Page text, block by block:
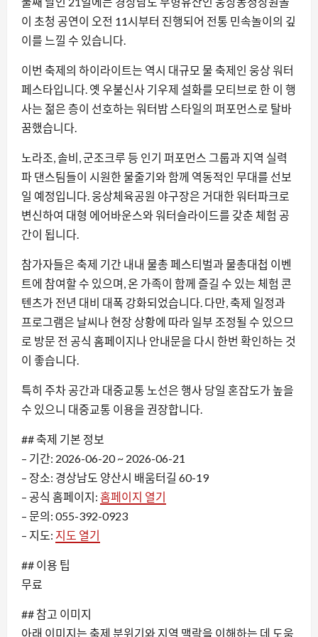
이 초청 공연이 오전 11시부터 진행되어 전통 민속놀이의 깊
이를 느낄 수 있습니다.
이번 축제의 하이라이트는 역시 대규모 물 축제인 웅상 워터
페스타입니다. 옛 우불신사 기우제 설화를 모티브로 한 이 행
사는 젊은 층이 선호하는 워터밤 스타일의 퍼포먼스로 탈바
꿈했습니다.
노라조, 솔비, 군조크루 등 인기 퍼포먼스 그룹과 지역 실력
파 댄스팀들이 시원한 물줄기와 함께 역동적인 무대를 선보
일 예정입니다. 웅상체육공원 야구장은 거대한 워터파크로
변신하여 대형 에어바운스와 워터슬라이드를 갖춘 체험 공
간이 됩니다.
참가자들은 축제 기간 내내 물총 페스티벌과 물총대첩 이벤
트에 참여할 수 있으며, 온 가족이 함께 즐길 수 있는 체험 콘
텐츠가 전년 대비 대폭 강화되었습니다. 다만, 축제 일정과
프로그램은 날씨나 현장 상황에 따라 일부 조정될 수 있으므
로 방문 전 공식 홈페이지나 안내문을 다시 한번 확인하는 것
이 좋습니다.
특히 주차 공간과 대중교통 노선은 행사 당일 혼잡도가 높을
수 있으니 대중교통 이용을 권장합니다.
## 축제 기본 정보
– 기간: 2026-06-20 ~ 2026-06-21
– 장소: 경상남도 양산시 배움터길 60-19
– 공식 홈페이지: 홈페이지 열기
– 문의: 055-392-0923
– 지도: 지도 열기
## 이용 팁
무료
## 참고 이미지
아래 이미지는 축제 분위기와 지역 맥락을 이해하는 데 도움